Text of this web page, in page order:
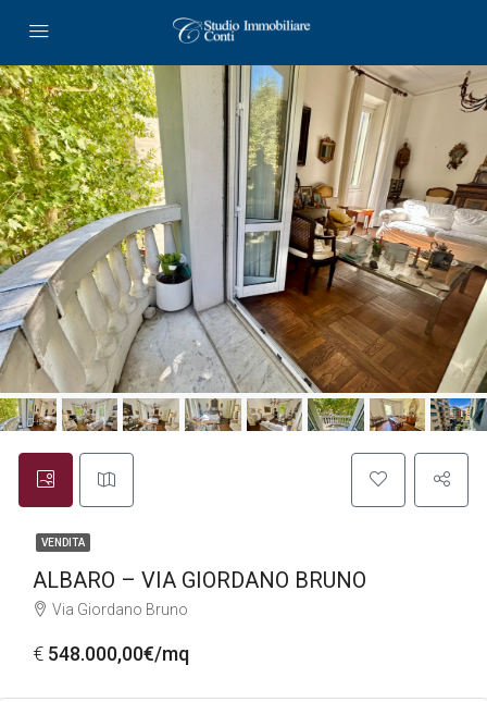
VENDITA
ALBARO – VIA GIORDANO BRUNO
Via Giordano Bruno
€ 548.000,00€/mq